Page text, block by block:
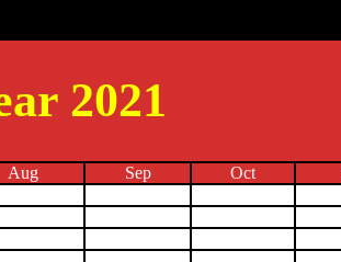
2021
Aug Sep Oct